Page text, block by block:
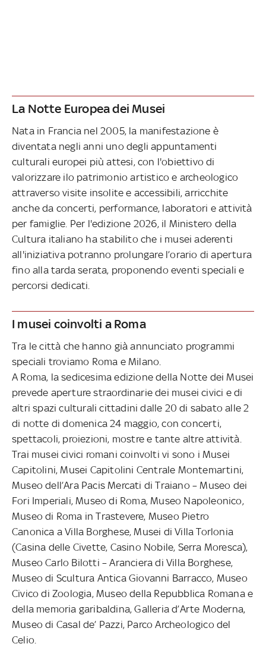
La Notte Europea dei Musei
Nata in Francia nel 2005, la manifestazione è
diventata negli anni uno degli appuntamenti
culturali europei più attesi, con l'obiettivo di
valorizzare ilo patrimonio artistico e archeologico
attraverso visite insolite e accessibili, arricchite
anche da concerti, performance, laboratori e attività
per famiglie. Per l'edizione 2026, il Ministero della
Cultura italiano ha stabilito che i musei aderenti
all'iniziativa potranno prolungare l’orario di apertura
fino alla tarda serata, proponendo eventi speciali e
percorsi dedicati.
I musei coinvolti a Roma
Tra le città che hanno già annunciato programmi
speciali troviamo Roma e Milano.
A Roma, la sedicesima edizione della Notte dei Musei
prevede aperture straordinarie dei musei civici e di
altri spazi culturali cittadini dalle 20 di sabato alle 2
di notte di domenica 24 maggio, con concerti,
spettacoli, proiezioni, mostre e tante altre attività.
Trai musei civici romani coinvolti vi sono i Musei
Capitolini, Musei Capitolini Centrale Montemartini,
Museo dell’Ara Pacis Mercati di Traiano – Museo dei
Fori Imperiali, Museo di Roma, Museo Napoleonico,
Museo di Roma in Trastevere, Museo Pietro
Canonica a Villa Borghese, Musei di Villa Torlonia
(Casina delle Civette, Casino Nobile, Serra Moresca),
Museo Carlo Bilotti – Aranciera di Villa Borghese,
Museo di Scultura Antica Giovanni Barracco, Museo
Civico di Zoologia, Museo della Repubblica Romana e
della memoria garibaldina, Galleria d’Arte Moderna,
Museo di Casal de’ Pazzi, Parco Archeologico del
Celio.